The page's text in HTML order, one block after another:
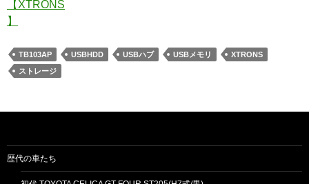
TB103AP USBHDD USBハブ USBメモリ
XTRONS
ストレージ
歴代の車たち